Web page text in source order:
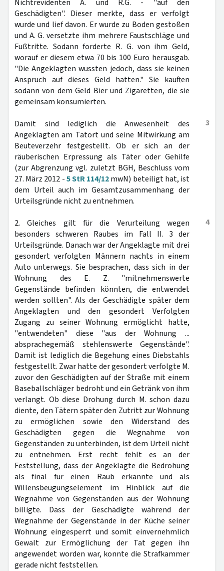
Nichtrevidenten A. und R.G. - "auf den
Geschädigten". Dieser merkte, dass er verfolgt
wurde und lief davon. Er wurde zu Boden gestoßen
und A. G. versetzte ihm mehrere Faustschläge und
Fußtritte. Sodann forderte R. G. von ihm Geld,
worauf er diesem etwa 70 bis 100 Euro herausgab.
"Die Angeklagten wussten jedoch, dass sie keinen
Anspruch auf dieses Geld hatten." Sie kauften
sodann von dem Geld Bier und Zigaretten, die sie
gemeinsam konsumierten.
3
Damit sind lediglich die Anwesenheit des
Angeklagten am Tatort und seine Mitwirkung am
Beuteverzehr festgestellt. Ob er sich an der
räuberischen Erpressung als Täter oder Gehilfe
(zur Abgrenzung vgl. zuletzt BGH, Beschluss vom
27. März 2012 -5 StR 114/12mwN) beteiligt hat, ist
dem Urteil auch im Gesamtzusammenhang der
Urteilsgründe nicht zu entnehmen.
4
2. Gleiches gilt für die Verurteilung wegen
besonders schweren Raubes im Fall II. 3 der
Urteilsgründe. Danach war der Angeklagte mit drei
gesondert verfolgten Männern nachts in einem
Auto unterwegs. Sie besprachen, dass sich in der
Wohnung des E. Z. "mitnehmenswerte
Gegenstände befinden könnten, die entwendet
werden sollten". Als der Geschädigte später dem
Angeklagten und den gesondert Verfolgten
Zugang zu seiner Wohnung ermöglicht hatte,
"entwendeten" diese "aus der Wohnung ...
absprachegemäß stehlenswerte Gegenstände".
Damit ist lediglich die Begehung eines Diebstahls
festgestellt. Zwar hatte der gesondert verfolgte M.
zuvor den Geschädigten auf der Straße mit einem
Baseballschläger bedroht und ein Getränk von ihm
verlangt. Ob diese Drohung durch M. schon dazu
diente, den Tätern später den Zutritt zur Wohnung
zu ermöglichen sowie den Widerstand des
Geschädigten gegen die Wegnahme von
Gegenständen zu unterbinden, ist dem Urteil nicht
zu entnehmen. Erst recht fehlt es an der
Feststellung, dass der Angeklagte die Bedrohung
als final für einen Raub erkannte und als
Willensbeugungselement im Hinblick auf die
Wegnahme von Gegenständen aus der Wohnung
billigte. Dass der Geschädigte während der
Wegnahme der Gegenstände in der Küche seiner
Wohnung eingesperrt und somit einvernehmlich
Gewalt zur Ermöglichung der Tat gegen ihn
angewendet worden war, konnte die Strafkammer
gerade nicht feststellen.